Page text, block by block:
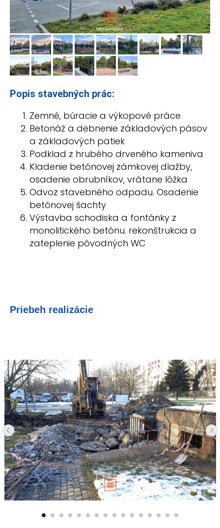
Popis stavebných prác:
Zemné, búracie a výkopové práce
Betonáž a debnenie základových pásov
a základových pätiek
Podklad z hrubého drveného kameniva
Kladenie betónovej zámkovej dlažby,
osadenie obrubníkov, vrátane lôžka
Odvoz stavebného odpadu. Osadenie
betónovej šachty
Výstavba schodiska a fontánky z
monolitického betónu. rekonštrukcia a
zateplenie pôvodných WC
Priebeh realizácie